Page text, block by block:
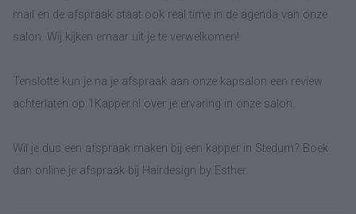
mail en de afspraak staat ook real time in de agenda van onze
salon. Wij kijken ernaar uit je te verwelkomen!
Tenslotte kun je na je afspraak aan onze kapsalon een review
achterlaten op 1Kapper.nl over je ervaring in onze salon.
Wil je dus een afspraak maken bij een kapper in Stedum? Boek
dan online je afspraak bij Hairdesign by Esther.